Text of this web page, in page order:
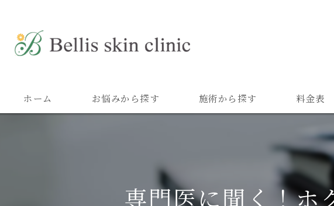
ホーム お悩みから探す 施術から探す 料金表